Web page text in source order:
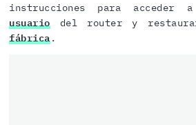
instrucciones para
usuariodel router y
fábrica.